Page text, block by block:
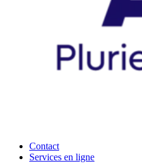
Anderlaine | Conseil – Expert
Contact
Services en ligne